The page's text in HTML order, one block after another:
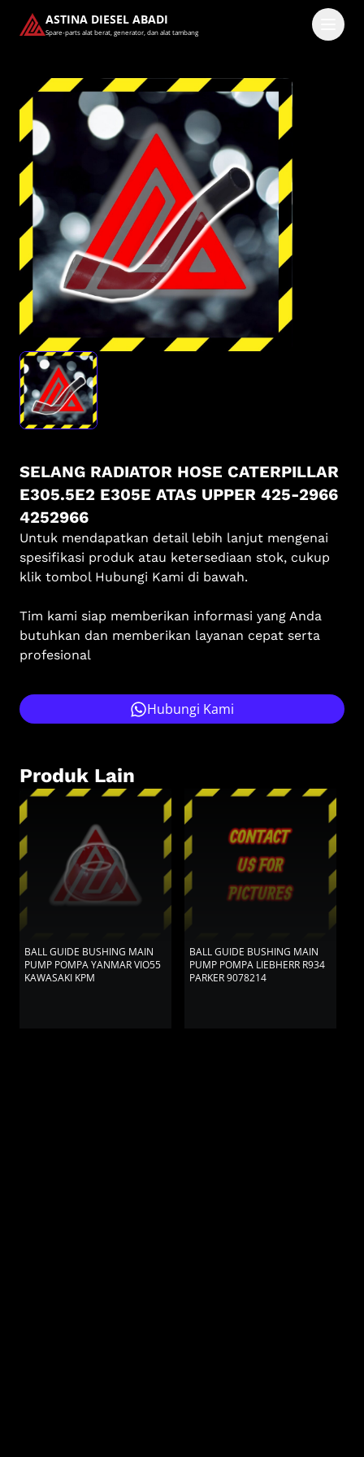
ASTINA DIESEL ABADI
Spare-parts alat berat, generator, dan alat tambang
Masuk
Pilih methode masuk
Lanjutkan dengan Google
Dengan melanjutkan, kamu telah membaca dan setuju
denganKetentuan Layanan danKebijakan Privasikami.
SELANG RADIATOR HOSE CATERPILLAR
E305.5E2 E305E ATAS UPPER 425-2966
4252966
Untuk mendapatkan detail lebih lanjut mengenai
spesifikasi produk atau ketersediaan stok, cukup
klik tombol Hubungi Kami di bawah.
Tim kami siap memberikan informasi yang Anda
butuhkan dan memberikan layanan cepat serta
profesional
Hubungi Kami
Produk Lain
BALL GUIDE BUSHING MAIN
PUMP POMPA YANMAR VIO55
KAWASAKI KPM
BALL GUIDE BUSHING MAIN
PUMP POMPA LIEBHERR R934
PARKER 9078214